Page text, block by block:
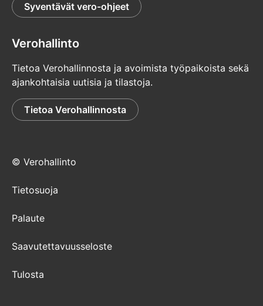
Syventävät vero-ohjeet
Verohallinto
Tietoa Verohallinnosta ja avoimista työpaikoista sekä
ajankohtaisia uutisia ja tilastoja.
Tietoa Verohallinnosta
© Verohallinto
Tietosuoja
Palaute
Saavutettavuusseloste
Tulosta